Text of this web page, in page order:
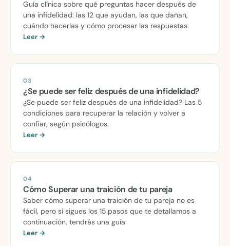
Guía clínica sobre qué preguntas hacer después de
una infidelidad: las 12 que ayudan, las que dañan,
cuándo hacerlas y cómo procesar las respuestas.
Leer →
03
¿Se puede ser feliz después de una infidelidad?
¿Se puede ser feliz después de una infidelidad? Las 5
condiciones para recuperar la relación y volver a
confiar, según psicólogos.
Leer →
04
Cómo Superar una traición de tu pareja
Saber cómo superar una traición de tu pareja no es
fácil, pero si sigues los 15 pasos que te detallamos a
continuación, tendrás una guía
Leer →